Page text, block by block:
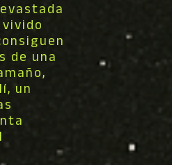
de una
un